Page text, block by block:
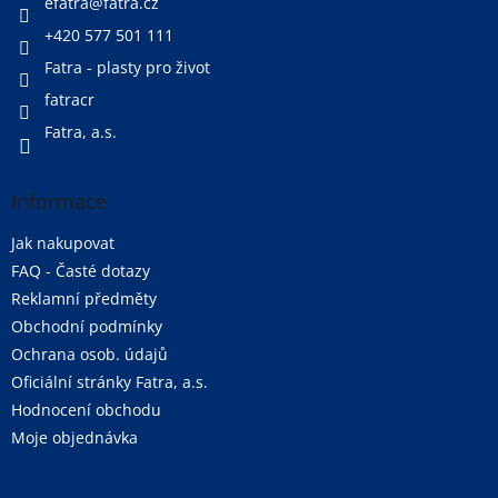
+420 577 501 111
Fatra - plasty pro život
fatracr
Fatra, a.s.
Informace
Jak nakupovat
FAQ - Časté dotazy
Reklamní předměty
Obchodní podmínky
Ochrana osob. údajů
Oficiální stránky Fatra, a.s.
Hodnocení obchodu
Moje objednávka